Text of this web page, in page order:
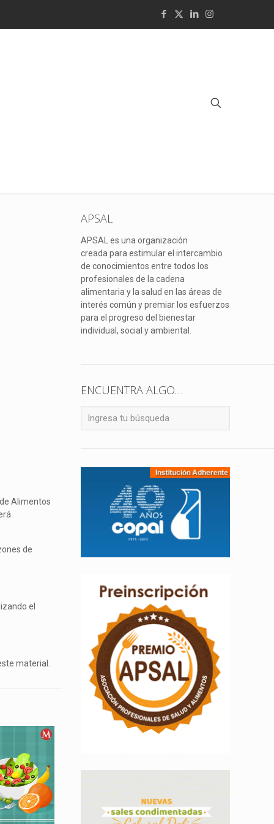
Alimentos
de
el
material.
APSAL
APSAL es una organización
creada para estimular el intercambio
de conocimientos entre todos los
profesionales de la cadena
alimentaria y la salud en las áreas de
interés común y premiar los esfuerzos
para el progreso del bienestar
individual, social y ambiental.
ENCUENTRA ALGO…